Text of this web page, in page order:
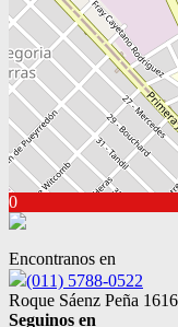
0
Encontranos en
(011) 5788-0522
Roque Sáenz Peña
Seguinos en